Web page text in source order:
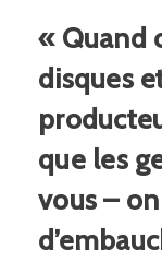
« Quand
disques
que les
vous –